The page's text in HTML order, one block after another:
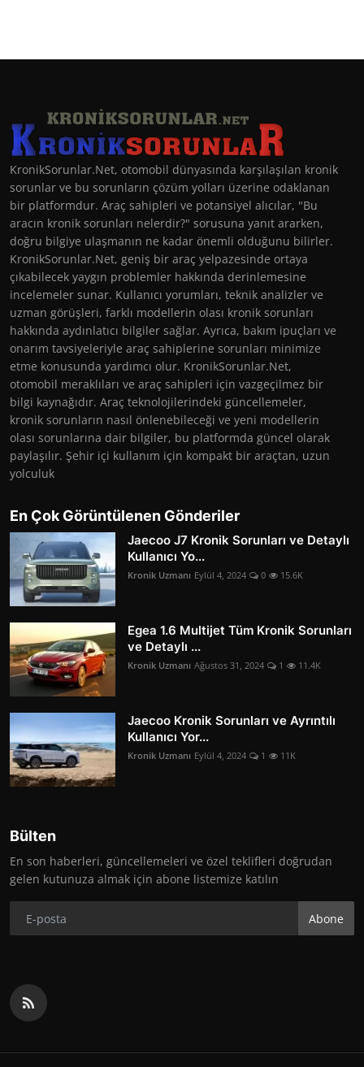
KronikSorunlar.Net, otomobil dünyasında karşılaşılan kronik
sorunlar ve bu sorunların çözüm yolları üzerine odaklanan
bir platformdur. Araç sahipleri ve potansiyel alıcılar, "Bu
aracın kronik sorunları nelerdir?" sorusuna yanıt ararken,
doğru bilgiye ulaşmanın ne kadar önemli olduğunu bilirler.
KronikSorunlar.Net, geniş bir araç yelpazesinde ortaya
çıkabilecek yaygın problemler hakkında derinlemesine
incelemeler sunar. Kullanıcı yorumları, teknik analizler ve
uzman görüşleri, farklı modellerin olası kronik sorunları
hakkında aydınlatıcı bilgiler sağlar. Ayrıca, bakım ipuçları ve
onarım tavsiyeleriyle araç sahiplerine sorunları minimize
etme konusunda yardımcı olur. KronikSorunlar.Net,
otomobil meraklıları ve araç sahipleri için vazgeçilmez bir
bilgi kaynağıdır. Araç teknolojilerindeki güncellemeler,
kronik sorunların nasıl önlenebileceği ve yeni modellerin
olası sorunlarına dair bilgiler, bu platformda güncel olarak
paylaşılır. Şehir içi kullanım için kompakt bir araçtan, uzun
yolculuk
En Çok Görüntülenen Gönderiler
Jaecoo J7 Kronik Sorunları ve Detaylı
Kullanıcı Yo...
Kronik Uzmanı Eylül 4, 2024 0 15.6K
Egea 1.6 Multijet Tüm Kronik Sorunları
ve Detaylı ...
Kronik Uzmanı Ağustos 31, 2024 1 11.4K
Jaecoo Kronik Sorunları ve Ayrıntılı
Kullanıcı Yor...
Kronik Uzmanı Eylül 4, 2024 1 11K
Bülten
En son haberleri, güncellemeleri ve özel teklifleri doğrudan
gelen kutunuza almak için abone listemize katılın
Abone